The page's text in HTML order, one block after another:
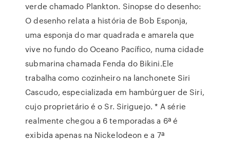
verde chamado Plankton. Sinopse do desenho:
O desenho relata a história de Bob Esponja,
uma esponja do mar quadrada e amarela que
vive no fundo do Oceano Pacífico, numa cidade
submarina chamada Fenda do Bikini.Ele
trabalha como cozinheiro na lanchonete Siri
Cascudo, especializada em hambúrguer de Siri,
cujo proprietário é o Sr. Siriguejo. * A série
realmente chegou a 6 temporadas a 6ª é
exibida apenas na Nickelodeon e a 7ª